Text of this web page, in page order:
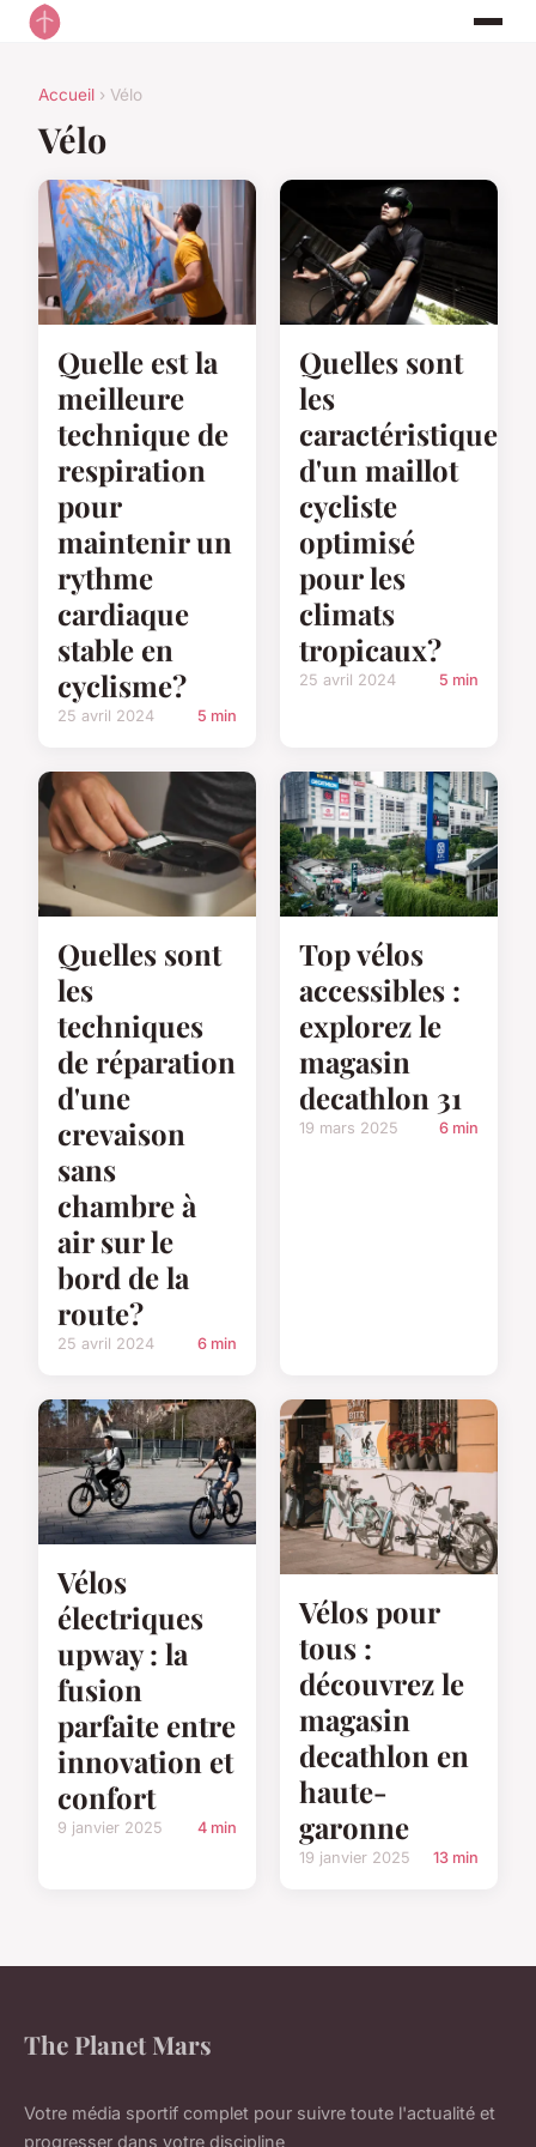
Accueil › Vélo
Vélo
Quelle est la
meilleure
technique de
respiration
pour
maintenir un
rythme
cardiaque
stable en
cyclisme?
25 avril 2024 5 min
Quelles sont
les
caractéristiques
d'un maillot
cycliste
optimisé
pour les
climats
tropicaux?
25 avril 2024 5 min
Quelles sont
les
techniques
de réparation
d'une
crevaison
sans
chambre à
air sur le
bord de la
route?
25 avril 2024 6 min
Top vélos
accessibles :
explorez le
magasin
decathlon 31
19 mars 2025 6 min
Vélos
électriques
upway : la
fusion
parfaite entre
innovation et
confort
9 janvier 2025 4 min
Vélos pour
tous :
découvrez le
magasin
decathlon en
haute-
garonne
19 janvier 2025 13 min
The Planet Mars
Votre média sportif complet pour suivre toute l'actualité et
progresser dans votre discipline